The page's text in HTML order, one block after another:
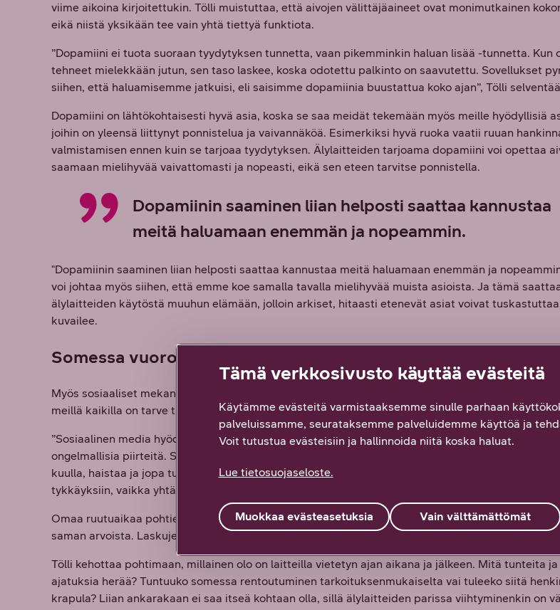
viime aikoina kirjoitettukin. Tölli muistuttaa, että aivojen välittäjäaineet ovat monimutkainen
eikä niistä yksikään tee vain yhtä tiettyä funktiota.
”Dopamiini ei tuota suoraan tyydytyksen tunnetta, vaan pikemminkin haluan lisää -tunnetta. Kun
tehneet mielekkään jutun, sen taso laskee, koska odotettu palkinto on saavutettu. Sovellukset
siihen, että haluamisemme jatkuisi, eli saisimme dopamiinia buustattua koko ajan”, Tölli
Dopamiini on lähtökohtaisesti hyvä asia, koska se saa meidät tekemään myös meille hyödyllisiä
joihin on yleensä liittynyt ponnistelua ja vaivannäköä. Esimerkiksi hyvä ruoka vaatii ruuan
valmistamisen ennen kuin se tarjoaa tyydytyksen. Älylaitteiden tarjoama dopamiini voi opettaa
saamaan mielihyvää vaivattomasti ja nopeasti, eikä sen eteen tarvitse ponnistella.
Dopamiinin saaminen liian helposti saattaa kannustaa
meitä haluamaan enemmän ja nopeammin.
"Dopamiinin saaminen liian helposti saattaa kannustaa meitä haluamaan enemmän ja
voi johtaa myös siihen, että emme koe samalla tavalla mielihyvää muista asioista. Ja tämä
älylaitteiden käytöstä muuhun elämään, jolloin arkiset, hitaasti etenevät asiat voivat
kuvailee.
Somessa vuorovaikutus typistyy yksiulotteiseksi
Myös sosiaaliset mekanismit ohjaavat meitä käyttämään erityisesti sosiaalisen median
meillä kaikilla on tarve tulla kohdatuksi, arvostetuksi, ymmärretyksi ja hyväksytyksi.
”Sosiaalinen media hyödyntää tätä tarvetta – osittain hyödylliselläkin tavalla, mutta siihen liittyy
ongelmallisia piirteitä. Se ei vastaa meidän perinteistä tapaamme kohdata toinen, jossa voimme
kuulla, haistaa ja jopa tuntea toisen ihmisen. Somessa se typistyy kommentteihin, reaktioihin ja
tykkäyksiin, vaikka yhtä lailla kaipaamme sitä kautta hyväksyntää ja huomiota”, Tölli kuvailee.
Omaa ruutuaikaa pohtiessa on hyvä muistaa myös se, että kaikki älylaitteiden parissa vietetty
saman arvoista. Laskujen maksamista ei voi verrata lyhytvideoihin, jotka ovat jatkuvaa
Tölli kehottaa pohtimaan, millainen olo on laitteilla vietetyn ajan aikana ja jälkeen. Mitä tunteita ja
ajatuksia herää? Tuntuuko somessa rentoutuminen tarkoituksenmukaiselta vai tuleeko siitä
krapula? Liian ankarakaan ei saa itseä kohtaan olla, sillä älylaitteiden parissa viihtyminenkin on
Tämä verkkosivusto käyttää evästeitä
Käytämme evästeitä varmistaaksemme sinulle parhaan
palveluissamme, seurataksemme palveluidemme käyttöä ja
Voit tutustua evästeisiin ja hallinnoida niitä koska haluat.
Lue tietosuojaseloste.
Vain välttämättömät
Muokkaa evästeasetuksia